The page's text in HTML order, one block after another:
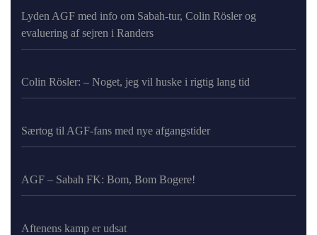
Lyden AGF med info om Sabah-tur, Colin Rösler og
evaluering af sejren i Randers
Colin Rösler: – Noget, jeg vil huske i rigtig lang tid
Særtog til AGF-fans med nye afgangstider
AGF – Sabah FK: Bom, Bom Bogere!
Aftenens kamp er udsat